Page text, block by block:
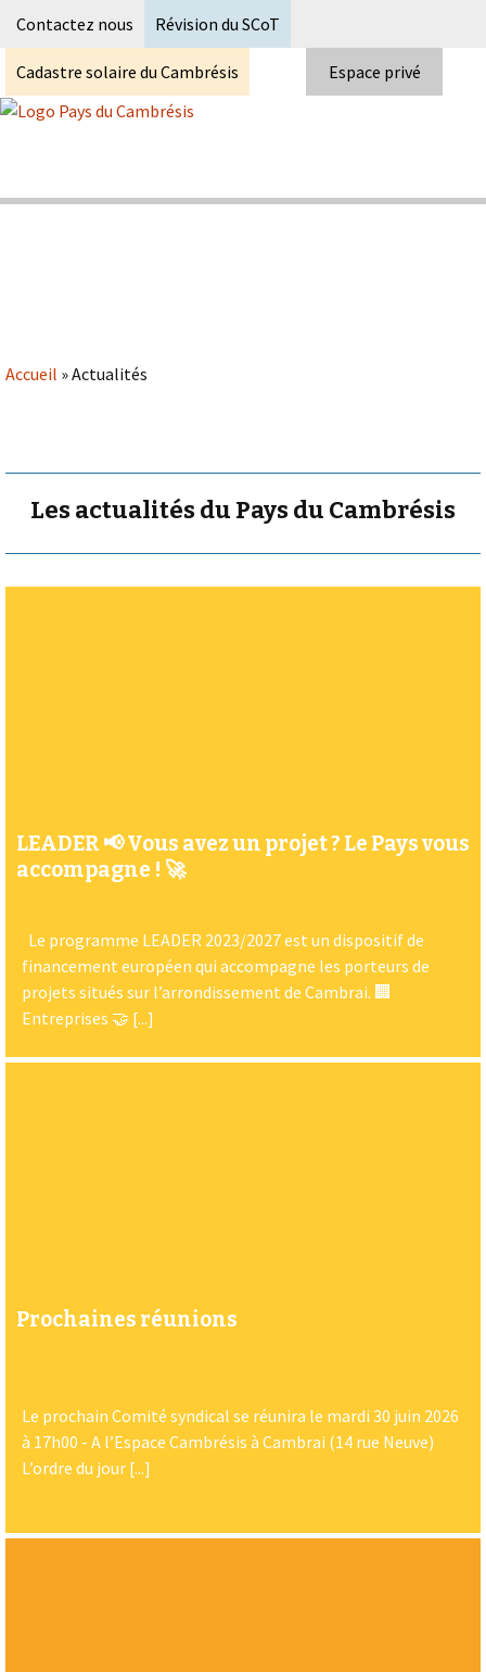
Contactez nous Révision du SCoT
Cadastre solaire du Cambrésis Espace privé
Accueil »Actualités
Les actualités du Pays du Cambrésis
LEADER 📢 Vous avez un projet ? Le Pays vous
accompagne ! 🚀
Le programme LEADER 2023/2027 est un dispositif de
financement européen qui accompagne les porteurs de
projets situés sur l’arrondissement de Cambrai. 🏢
Entreprises 🤝 [...]
Prochaines réunions
Le prochain Comité syndical se réunira le mardi 30 juin 2026
à 17h00 - A l’Espace Cambrésis à Cambrai (14 rue Neuve)
L’ordre du jour [...]